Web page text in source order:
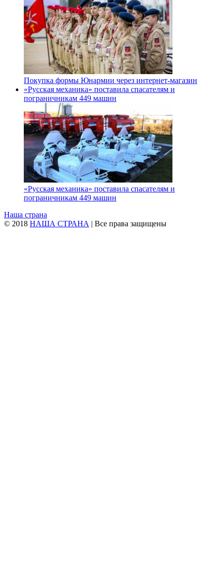
Покупка формы Юнармии через интернет-магазин
«Русская механика» поставила спасателям и
пограничникам 449 машин
«Русская механика» поставила спасателям и
пограничникам 449 машин
Наша страна
© 2018 НАША СТРАНА | Все права защищены